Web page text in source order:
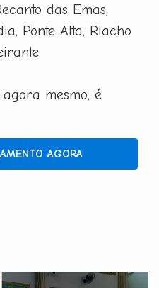
das Emas,
Ponte Alta, Riacho
mesmo, é
AGORA